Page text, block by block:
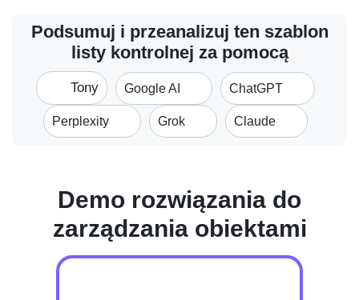
Podsumuj i przeanalizuj ten szablon
listy kontrolnej za pomocą
Tony Google AI ChatGPT
Perplexity Grok Claude
Demo rozwiązania do
zarządzania obiektami